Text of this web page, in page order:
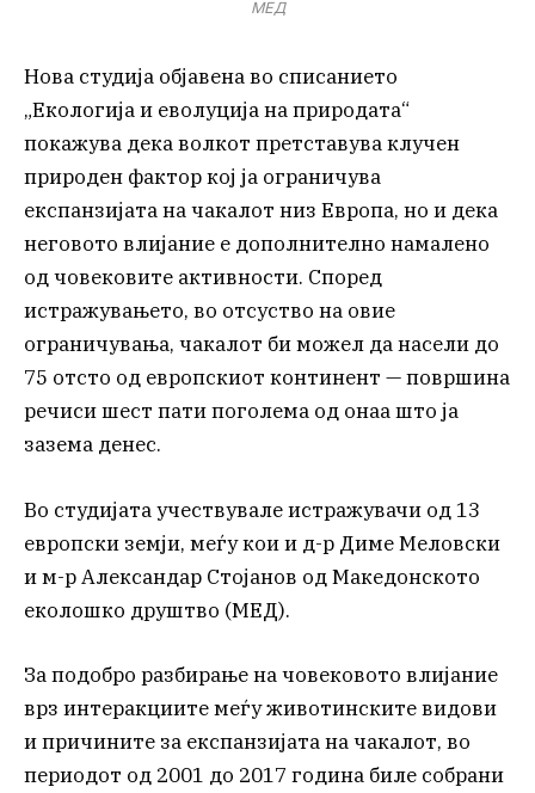
МЕД
Нова студија објавена во списанието
„Екологија и еволуција на природата“
покажува дека волкот претставува клучен
природен фактор кој ја ограничува
експанзијата на чакалот низ Европа, но и дека
неговото влијание е дополнително намалено
од човековите активности. Според
истражувањето, во отсуство на овие
ограничувања, чакалот би можел да насели до
75 отсто од европскиот континент — површина
речиси шест пати поголема од онаа што ја
зазема денес.
Во студијата учествувале истражувачи од 13
европски земји, меѓу кои и д-р Диме Меловски
и м-р Александар Стојанов од Македонското
еколошко друштво (МЕД).
За подобро разбирање на човековото влијание
врз интеракциите меѓу животинските видови
и причините за експанзијата на чакалот, во
периодот од 2001 до 2017 година биле собрани